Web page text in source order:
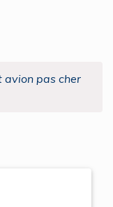
avion pas cher